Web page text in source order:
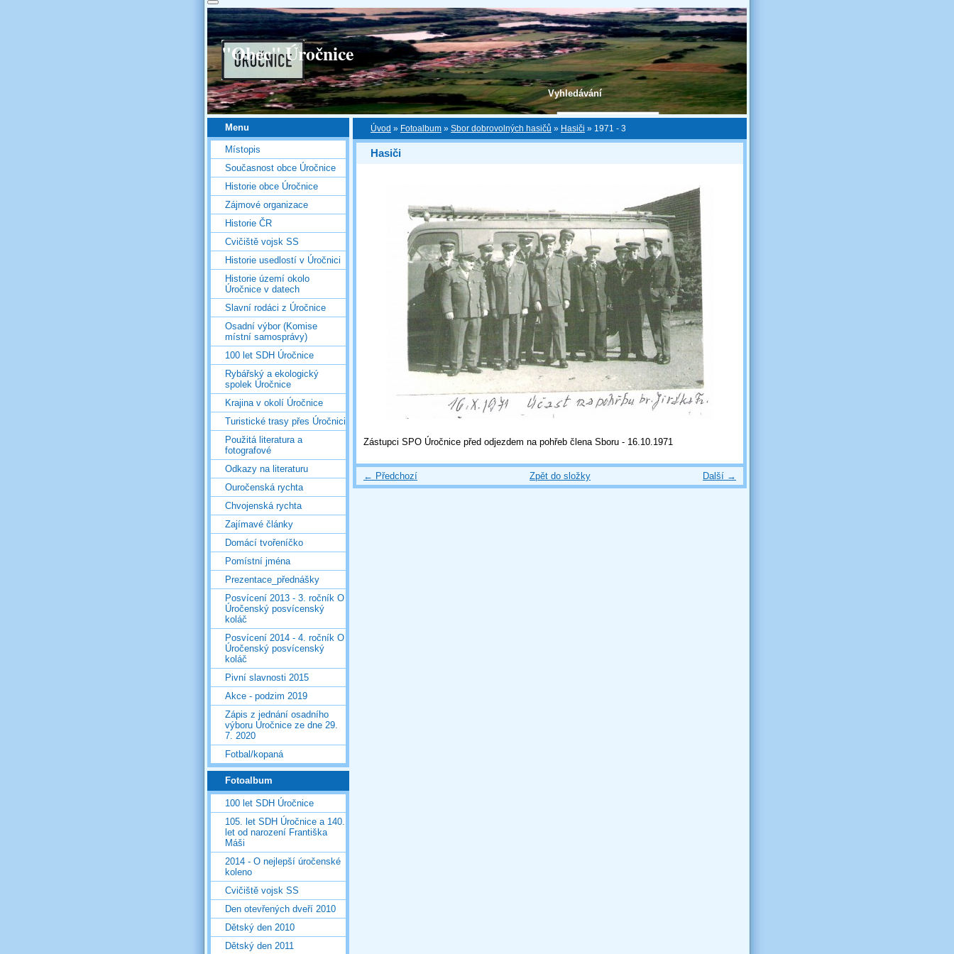
Vyhledávání
"Obec" Úročnice
Úvod » Fotoalbum » Sbor dobrovolných hasičů » Hasiči » 1971 - 3
Hasiči
Zástupci SPO Úročnice před odjezdem na pohřeb člena Sboru - 16.10.1971
← Předchozí Další →
Zpět do složky
Menu
Místopis
Současnost obce Úročnice
Historie obce Úročnice
Zájmové organizace
Historie ČR
Cvičiště vojsk SS
Historie usedlostí v Úročnici
Historie území okolo
Úročnice v datech
Slavní rodáci z Úročnice
Osadní výbor (Komise
místní samosprávy)
100 let SDH Úročnice
Rybářský a ekologický
spolek Úročnice
Krajina v okolí Úročnice
Turistické trasy přes Úročnici
Použitá literatura a
fotografové
Odkazy na literaturu
Ouročenská rychta
Chvojenská rychta
Zajímavé články
Domácí tvořeníčko
Pomístní jména
Prezentace_přednášky
Posvícení 2013 - 3. ročník O
Úročenský posvícenský
koláč
Posvícení 2014 - 4. ročník O
Úročenský posvícenský
koláč
Pivní slavnosti 2015
Akce - podzim 2019
Zápis z jednání osadního
výboru Úročnice ze dne 29.
7. 2020
Fotbal/kopaná
Fotoalbum
100 let SDH Úročnice
105. let SDH Úročnice a 140.
let od narození Františka
Máši
2014 - O nejlepší úročenské
koleno
Cvičiště vojsk SS
Den otevřených dveří 2010
Dětský den 2010
Dětský den 2011